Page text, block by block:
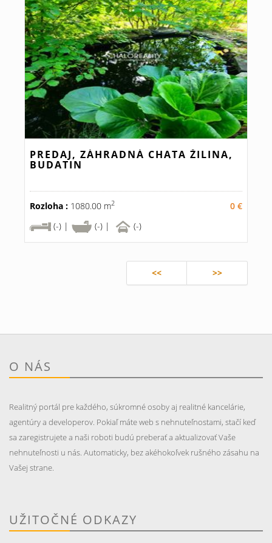
PREDAJ, ZÁHRADNÁ CHATA ŽILINA,
BUDATIN
Rozloha : 1080.00 m2
0 €
(-) |
(-) | (-)
<< >>
O NÁS
Realitný portál pre každého, súkromné osoby aj realitné kancelárie,
agentúry a developerov. Pokiaľ máte web s nehnuteľnostami, stačí keď
sa zaregistrujete a naši roboti budú preberať a aktualizovať Vaše
nehnuteľnosti u nás. Automaticky, bez akéhokoľvek rušného zásahu na
Vašej strane.
UŽITOČNÉ ODKAZY